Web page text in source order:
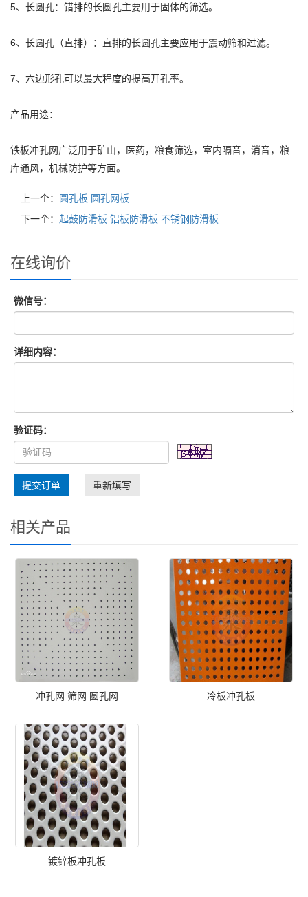
5、长圆孔：错排的长圆孔主要用于固体的筛选。
6、长圆孔（直排）：直排的长圆孔主要应用于震动筛和过滤。
7、六边形孔可以最大程度的提高开孔率。
产品用途：
铁板冲孔网广泛用于矿山，医药，粮食筛选，室内隔音，消音，粮
库通风，机械防护等方面。
上一个：
圆孔板 圆孔网板
下一个： 起鼓防滑板 铝板防滑板 不锈钢防滑板
在线询价
微信号：
详细内容：
验证码：
提交订单 重新填写
相关产品
冲孔网 筛网 圆孔网 冷板冲孔板
镀锌板冲孔板